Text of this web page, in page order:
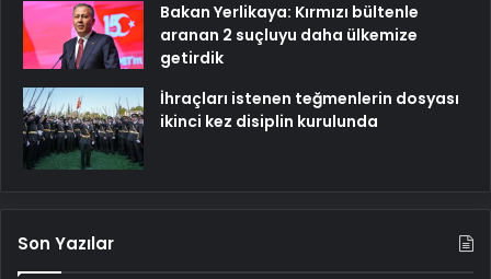
Bakan Yerlikaya: Kırmızı bültenle
aranan 2 suçluyu daha ülkemize
getirdik
İhraçları istenen teğmenlerin dosyası
ikinci kez disiplin kurulunda
Son Yazılar